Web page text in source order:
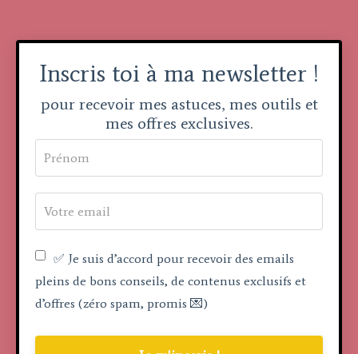
Inscris toi à ma newsletter !
pour recevoir mes astuces, mes outils et
mes offres exclusives.
✅ Je suis d’accord pour recevoir des emails
pleins de bons conseils, de contenus exclusifs et
d’offres (zéro spam, promis 💌)